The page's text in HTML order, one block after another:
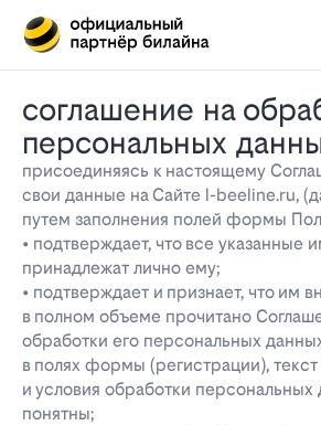
соглашение на обработку
персональных
присоединяясь к настоящему
свои данные на Сайте l-beeline.ru,
путем заполнения полей формы
• подтверждает, что все указанные
принадлежат лично ему;
• подтверждает и признает, что им
в полном объеме прочитано
обработки его персональных
в полях формы (регистрации),
и условия обработки
понятны;